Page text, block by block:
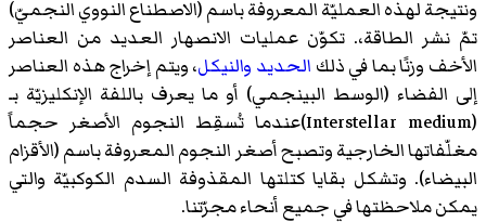
ونتيجة لهذه العمليّة المعروفة باسم (الاصطناع النووي النجميّ)
تمّ نشر الطاقة،. تكوّن عمليات الانصهار العديد من العناصر
الأخف وزنًا بما في ذلك الحديد والنيكل، ويتم إخراج هذه العناصر
إلى الفضاء (الوسط البينجمي) أو ما يعرف باللفة الإنكليزيّة بـ
(Interstellar medium)عندما تُسقِط النجوم الأصغر حجماً
مغلّفاتها الخارجية وتصبح أصغر النجوم المعروفة باسم (الأقزام
البيضاء). وتشكل بقايا كتلتها المقذوفة السدم الكوكبيّة والتي
يمكن ملاحظتها في جميع أنحاء مجرّتنا.